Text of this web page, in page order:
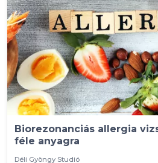
Biorezonanciás allergia
féle anyagra
Déli Gyöngy Studió